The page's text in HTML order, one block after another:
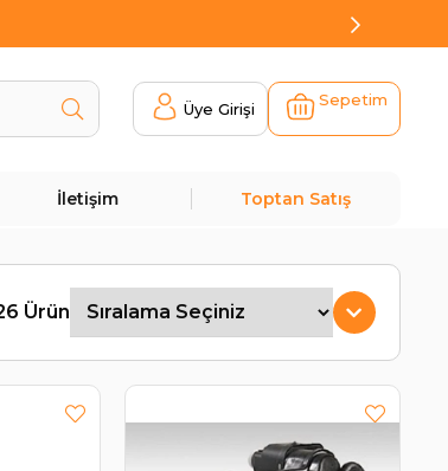
Üye Girişi Sepetim
İletişim Toptan Satış
Ürün